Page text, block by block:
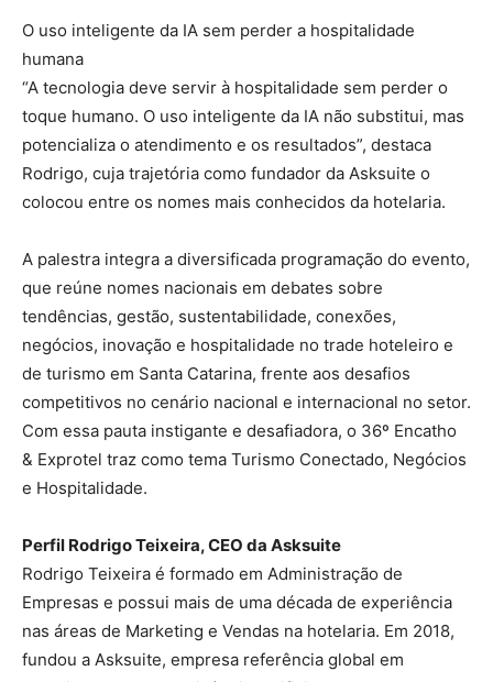
O uso inteligente da IA sem perder a hospitalidade
humana
“A tecnologia deve servir à hospitalidade sem perder o
toque humano. O uso inteligente da IA não substitui, mas
potencializa o atendimento e os resultados”, destaca
Rodrigo, cuja trajetória como fundador da Asksuite o
colocou entre os nomes mais conhecidos da hotelaria.
A palestra integra a diversificada programação do evento,
que reúne nomes nacionais em debates sobre
tendências, gestão, sustentabilidade, conexões,
negócios, inovação e hospitalidade no trade hoteleiro e
de turismo em Santa Catarina, frente aos desafios
competitivos no cenário nacional e internacional no setor.
Com essa pauta instigante e desafiadora, o 36º Encatho
& Exprotel traz como tema Turismo Conectado, Negócios
e Hospitalidade.
Perfil Rodrigo Teixeira, CEO da Asksuite
Rodrigo Teixeira é formado em Administração de
Empresas e possui mais de uma década de experiência
nas áreas de Marketing e Vendas na hotelaria. Em 2018,
fundou a Asksuite, empresa referência global em